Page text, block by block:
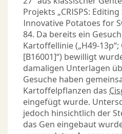
Projekts „CRISPS:
Innovative Potatoes for
84. Da bereits ein
Kartoffellinie („H49-13p“;
[B16001]“) bewilligt
damaligen Unterlagen
Gesuche haben
Kartoffelpflanzen das
eingefügt wurde.
jedoch hinsichtlich der
das Gen eingebaut